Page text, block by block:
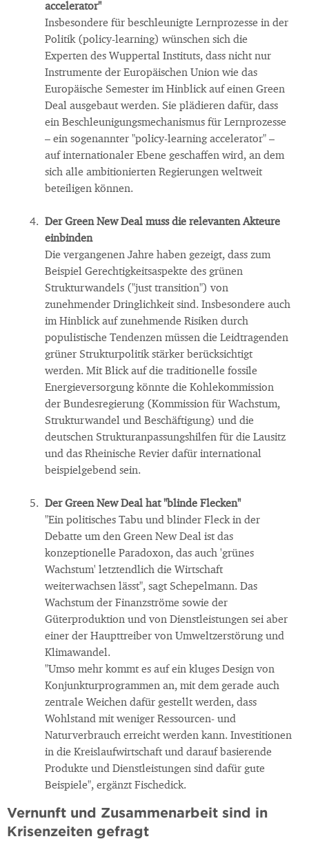
accelerator"
Insbesondere für beschleunigte Lernprozesse in der
Politik (policy-learning) wünschen sich die
Experten des Wuppertal Instituts, dass nicht nur
Instrumente der Europäischen Union wie das
Europäische Semester im Hinblick auf einen Green
Deal ausgebaut werden. Sie plädieren dafür, dass
ein Beschleunigungsmechanismus für Lernprozesse
– ein sogenannter "policy-learning accelerator" –
auf internationaler Ebene geschaffen wird, an dem
sich alle ambitionierten Regierungen weltweit
beteiligen können.
Der Green New Deal muss die relevanten Akteure
einbinden
Die vergangenen Jahre haben gezeigt, dass zum
Beispiel Gerechtigkeitsaspekte des grünen
Strukturwandels ("just transition") von
zunehmender Dringlichkeit sind. Insbesondere auch
im Hinblick auf zunehmende Risiken durch
populistische Tendenzen müssen die Leidtragenden
grüner Strukturpolitik stärker berücksichtigt
werden. Mit Blick auf die traditionelle fossile
Energieversorgung könnte die Kohlekommission
der Bundesregierung (Kommission für Wachstum,
Strukturwandel und Beschäftigung) und die
deutschen Strukturanpassungshilfen für die Lausitz
und das Rheinische Revier dafür international
beispielgebend sein.
Der Green New Deal hat "blinde Flecken"
"Ein politisches Tabu und blinder Fleck in der
Debatte um den Green New Deal ist das
konzeptionelle Paradoxon, das auch 'grünes
Wachstum' letztendlich die Wirtschaft
weiterwachsen lässt", sagt Schepelmann. Das
Wachstum der Finanzströme sowie der
Güterproduktion und von Dienstleistungen sei aber
einer der Haupttreiber von Umweltzerstörung und
Klimawandel.
"Umso mehr kommt es auf ein kluges Design von
Konjunkturprogrammen an, mit dem gerade auch
zentrale Weichen dafür gestellt werden, dass
Wohlstand mit weniger Ressourcen- und
Naturverbrauch erreicht werden kann. Investitionen
in die Kreislaufwirtschaft und darauf basierende
Produkte und Dienstleistungen sind dafür gute
Beispiele", ergänzt Fischedick.
Vernunft und Zusammenarbeit sind in
Krisenzeiten gefragt